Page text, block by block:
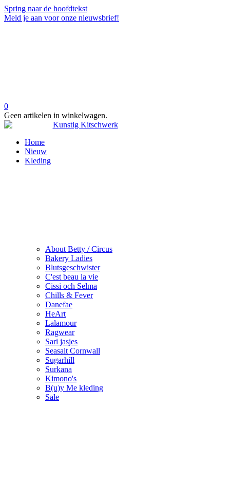
Spring naar de hoofdtekst
Meld je aan voor onze nieuwsbrief!
0
Geen artikelen in winkelwagen.
Home
Nieuw
Kleding
About Betty / Circus
Bakery Ladies
Blutsgeschwister
C'est beau la vie
Cissi och Selma
Chills & Fever
Danefae
HeArt
Lalamour
Ragwear
Sari jasjes
Seasalt Cornwall
Sugarhill
Surkana
Kimono's
B(u)y Me kleding
Sale